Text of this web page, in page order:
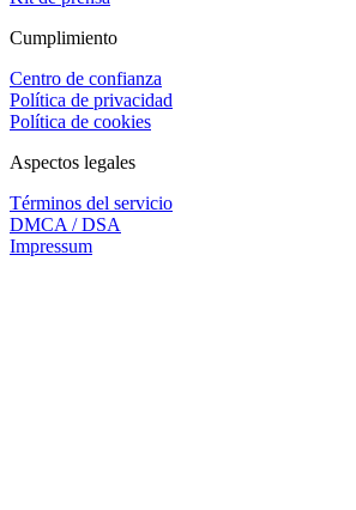
Cumplimiento
Centro de confianza
Política de privacidad
Política de cookies
Aspectos legales
Términos del servicio
DMCA / DSA
Impressum